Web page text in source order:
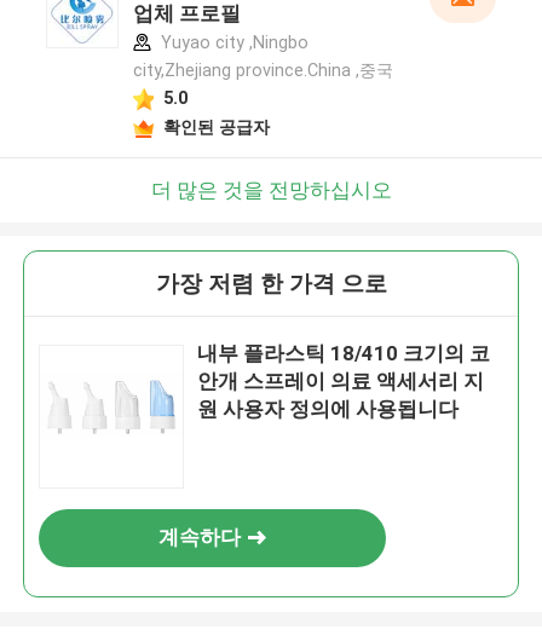
업체 프로필
Yuyao city ,Ningbo
city,Zhejiang province.China ,중국
5.0
확인된 공급자
더 많은 것을 전망하십시오
가장 저렴 한 가격 으로
내부 플라스틱 18/410 크기의 코
안개 스프레이 의료 액세서리 지
원 사용자 정의에 사용됩니다
계속하다